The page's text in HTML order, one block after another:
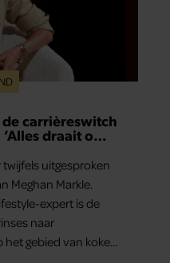
carrièreswitch
draait om
uitgesproken
Meghan Markle.
expert is de
naar
gebied van koken